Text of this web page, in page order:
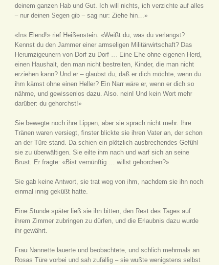
deinem ganzen Hab und Gut. Ich will nichts, ich verzichte auf alles
– nur deinen Segen gib – sag nur: Ziehe hin…»
«Ins Elend!» rief Heißenstein. «Weißt du, was du verlangst?
Kennst du den Jammer einer armseligen Militärwirtschaft? Das
Herumzigeunern von Dorf zu Dorf … Eine Ehe ohne eigenen Herd,
einen Haushalt, den man nicht bestreiten, Kinder, die man nicht
erziehen kann? Und er – glaubst du, daß er dich möchte, wenn du
ihm kämst ohne einen Heller? Ein Narr wäre er, wenn er dich so
nähme, und gewissenlos dazu. Also. nein! Und kein Wort mehr
darüber: du gehorchst!»
Sie bewegte noch ihre Lippen, aber sie sprach nicht mehr. Ihre
Tränen waren versiegt, finster blickte sie ihren Vater an, der schon
an der Türe stand. Da schien ein plötzlich ausbrechendes Gefühl
sie zu überwältigen. Sie eilte ihm nach und warf sich an seine
Brust. Er fragte: «Bist vernünftig … willst gehorchen?»
Sie gab keine Antwort, sie trat weg von ihm, nachdem sie ihn noch
einmal innig geküßt hatte.
Eine Stunde später ließ sie ihn bitten, den Rest des Tages auf
ihrem Zimmer zubringen zu dürfen, und die Erlaubnis dazu wurde
ihr gewährt.
Frau Nannette lauerte und beobachtete, und schlich mehrmals an
Rosas Türe vorbei und sah zufällig – sie wußte wenigstens selbst